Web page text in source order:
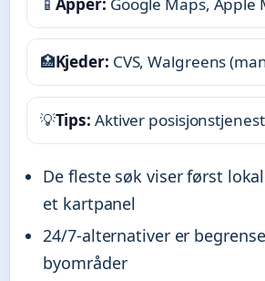
📱 Apper: Google Maps, Apple
🏥Kjeder: CVS, Walgreens
💡Tips: Aktiver
De fleste søk viser først
et kartpanel
24/7-alternativer er
byområder